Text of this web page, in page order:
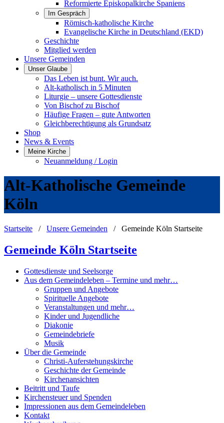
Reformierte Episkopalkirche Spaniens
Im Gespräch
Römisch-katholische Kirche
Evangelische Kirche in Deutschland (EKD)
Geschichte
Mitglied werden
Unsere Gemeinden
Unser Glaube
Das Leben ist bunt. Wir auch.
Alt-katholisch in 5 Minuten
Liturgie – unsere Gottesdienste
Von Bischof zu Bischof
Häufige Fragen – gute Antworten
Gleichberechtigung als Grundsatz
Shop
News & Events
Meine Kirche
Neuanmeldung / Login
Alt-Katholische Gemeinde
Köln
Startseite / Unsere Gemeinden / Gemeinde Köln Startseite
Gemeinde Köln Startseite
Gottesdienste und Seelsorge
Aus dem Gemeindeleben – Termine und mehr…
Gruppen und Angebote
Spirituelle Angebote
Veranstaltungen und mehr…
Kinder und Jugendliche
Diakonie
Gemeindebriefe
Musik
Über die Gemeinde
Christi-Auferstehungskirche
Geschichte der Gemeinde
Kirchenansichten
Beitritt und Taufe
Kirchensteuer und Spenden
Impressionen aus dem Gemeindeleben
Kontakt